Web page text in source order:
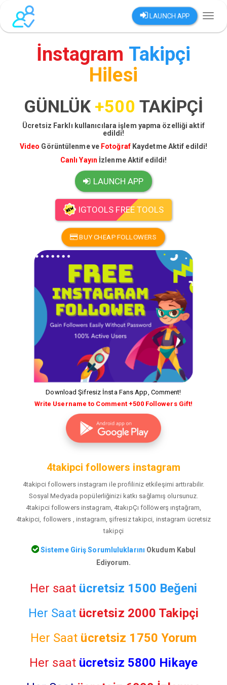
LAUNCH APP
İnstagram Takipçi
Hilesi
GÜNLÜK +500 TAKİPÇİ
Ücretsiz Farklı kullanıcılara işlem yapma özelliği aktif
edildi!
Video Görüntülenme ve Fotoğraf Kaydetme Aktif edildi!
Canlı Yayın İzlenme Aktif edildi!
LAUNCH APP
IGTOOLS FREE TOOLS
BUY CHEAP FOLLOWERS
Download Şifresiz İnsta Fans App, Comment!
Write Username to Comment +500 Followers Gift!
4takipci followers instagram
4takipci followers instagram ile profiliniz etkileşimi arttırabilir.
Sosyal Medyada popülerliğinizi katkı sağlamış olursunuz.
4takipci followers instagram, 4takıpÇı föllöwerş ınştağram,
4takipci, followers , instagram, şifresiz takipci, instagram ücretsiz
takipçi
Sisteme Giriş Sorumluluklarını Okudum Kabul
Ediyorum.
Her saat ücretsiz 1500 Beğeni
Her Saat ücretsiz 2000 Takipçi
Her Saat ücretsiz 1750 Yorum
Her saat ücretsiz 5800 Hikaye